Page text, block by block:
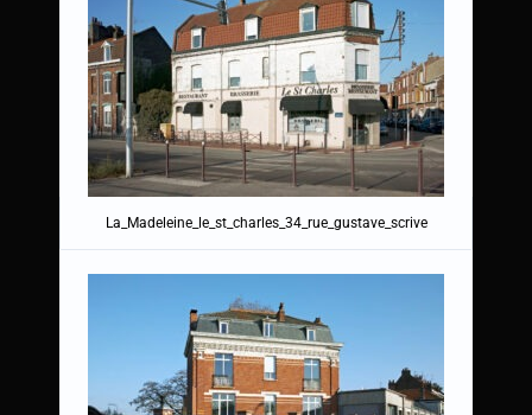
La_Madeleine_le_st_charles_34_rue_gustave_scrive